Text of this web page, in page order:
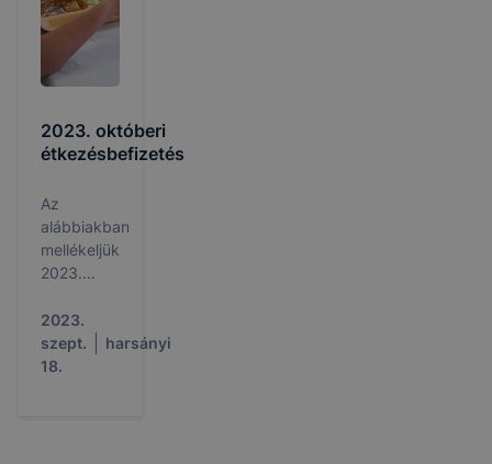
2023. októberi
étkezésbefizetés
Az
alábbiakban
mellékeljük
2023.
havi
étkezési
térítési díj
2023.
szept.
18.
harsányi